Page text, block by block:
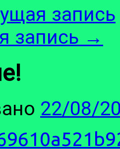
запись
запись →
22/08/